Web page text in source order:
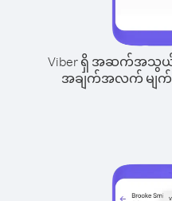
Viber ရှိ အဆက်အသွယ်
အချက်အလက် မျက်နှာ